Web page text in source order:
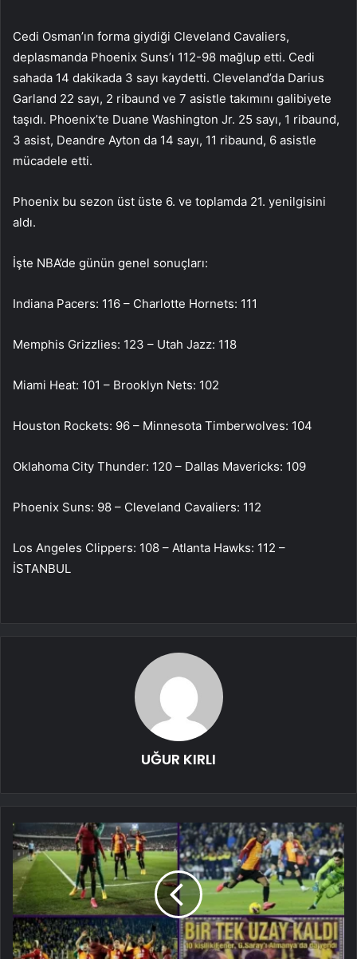
Cedi Osman’ın forma giydiği Cleveland Cavaliers,
deplasmanda Phoenix Suns’ı 112-98 mağlup etti. Cedi
sahada 14 dakikada 3 sayı kaydetti. Cleveland’da Darius
Garland 22 sayı, 2 ribaund ve 7 asistle takımını galibiyete
taşıdı. Phoenix’te Duane Washington Jr. 25 sayı, 1 ribaund,
3 asist, Deandre Ayton da 14 sayı, 11 ribaund, 6 asistle
mücadele etti.
Phoenix bu sezon üst üste 6. ve toplamda 21. yenilgisini
aldı.
İşte NBA’de günün genel sonuçları:
Indiana Pacers: 116 – Charlotte Hornets: 111
Memphis Grizzlies: 123 – Utah Jazz: 118
Miami Heat: 101 – Brooklyn Nets: 102
Houston Rockets: 96 – Minnesota Timberwolves: 104
Oklahoma City Thunder: 120 – Dallas Mavericks: 109
Phoenix Suns: 98 – Cleveland Cavaliers: 112
Los Angeles Clippers: 108 – Atlanta Hawks: 112 –
İSTANBUL
UĞUR KIRLI